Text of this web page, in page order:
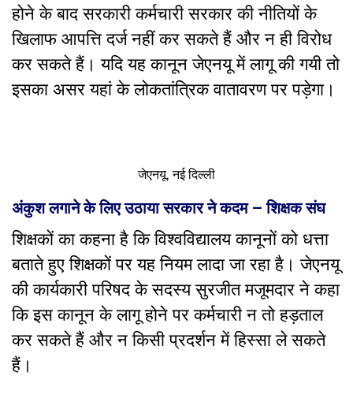
होने के बाद सरकारी कर्मचारी सरकार की नीतियों के
खिलाफ आपत्ति दर्ज नहीं कर सकते हैं और न ही विरोध
कर सकते हैं। यदि यह कानून जेएनयू में लागू की गयी तो
इसका असर यहां के लोकतांत्रिक वातावरण पर पड़ेगा।
जेएनयू, नई दिल्ली
अंकुश लगाने के लिए उठाया सरकार ने कदम – शिक्षक संघ
शिक्षकों का कहना है कि विश्वविद्यालय कानूनों को धत्ता
बताते हुए शिक्षकों पर यह नियम लादा जा रहा है। जेएनयू
की कार्यकारी परिषद के सदस्य सुरजीत मजूमदार ने कहा
कि इस कानून के लागू होने पर कर्मचारी न तो हड़ताल
कर सकते हैं और न किसी प्रदर्शन में हिस्सा ले सकते
हैं।